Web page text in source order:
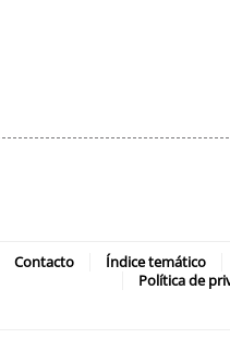
Contacto Índice temático
Política de